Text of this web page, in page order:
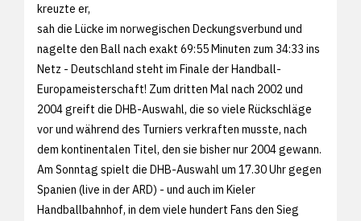
kreuzte er,
sah die Lücke im norwegischen Deckungsverbund und
nagelte den Ball nach exakt 69:55 Minuten zum 34:33 ins
Netz - Deutschland steht im Finale der Handball-
Europameisterschaft! Zum dritten Mal nach 2002 und
2004 greift die DHB-Auswahl, die so viele Rückschläge
vor und während des Turniers verkraften musste, nach
dem kontinentalen Titel, den sie bisher nur 2004 gewann.
Am Sonntag spielt die DHB-Auswahl um 17.30 Uhr gegen
Spanien (live in der ARD) - und auch im Kieler
Handballbahnhof, in dem viele hundert Fans den Sieg